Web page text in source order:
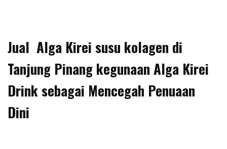
Jual Alga Kirei susu kolagen di
Tanjung Pinang kegunaan Alga Kirei
Drink sebagai Mencegah Penuaan
Dini